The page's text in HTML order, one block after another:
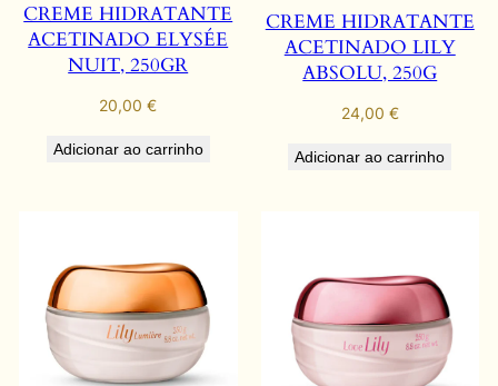
CREME HIDRATANTE
ACETINADO ELYSÉE
NUIT, 250GR
20,00€
Adicionar ao carrinho
CREME HIDRATANTE
ACETINADO LILY
ABSOLU, 250G
24,00 €
Adicionar ao carrinho